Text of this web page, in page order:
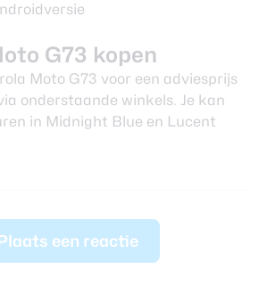
G73 kopen
Moto G73 voor een adviesprijs
onderstaande winkels. Je kan
in Midnight Blue en Lucent
een reactie